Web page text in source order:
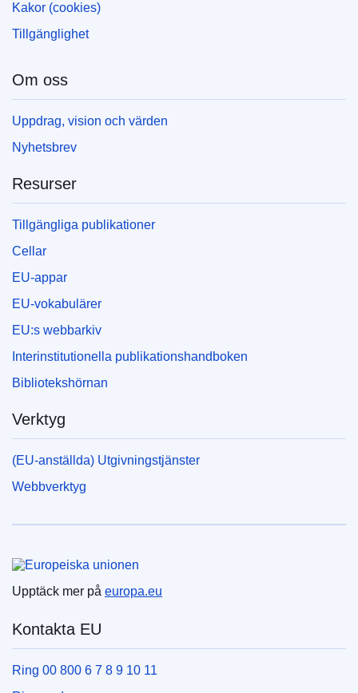
Kakor (cookies)
Tillgänglighet
Om oss
Uppdrag, vision och värden
Nyhetsbrev
Resurser
Tillgängliga publikationer
Cellar
EU-appar
EU-vokabulärer
EU:s webbarkiv
Interinstitutionella publikationshandboken
Bibliotekshörnan
Verktyg
(EU-anställda) Utgivningstjänster
Webbverktyg
Upptäck mer på europa.eu
Kontakta EU
Ring 00 800 6 7 8 9 10 11